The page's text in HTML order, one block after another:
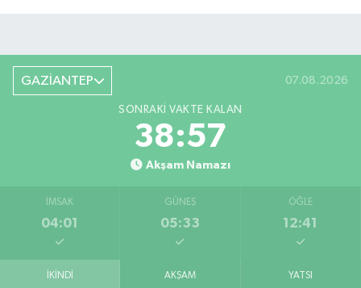
GAZİANTEP 07.08.2026
SONRAKI VAKTE KALAN
38:56
Akşam Namazı
İMSAK
04:01
GÜNEŞ
05:33
ÖĞLE
12:41
İKINDI AKŞAM YATSI